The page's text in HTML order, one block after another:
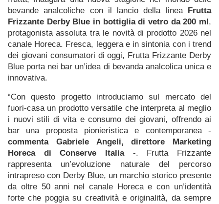
bevande analcoliche con il lancio della linea
Frutta
Frizzante Derby Blue in bottiglia di vetro da 200 ml ,
protagonista assoluta tra le novità di prodotto 2026 nel
canale Horeca. Fresca, leggera e in sintonia con i trend
dei giovani consumatori di oggi, Frutta Frizzante Derby
Blue porta nei bar un’idea di bevanda analcolica unica e
innovativa.
“Con questo progetto introduciamo sul mercato del
fuori-casa un prodotto versatile che interpreta al meglio
i nuovi stili di vita e consumo dei giovani, offrendo ai
bar una proposta pionieristica e contemporanea -
commenta Gabriele Angeli, direttore Marketing
Horeca di Conserve Italia -. Frutta Frizzante
rappresenta un’evoluzione naturale del percorso
intrapreso con Derby Blue, un marchio storico presente
da oltre 50 anni nel canale Horeca e con un’identità
forte che poggia su creatività e originalità, da sempre